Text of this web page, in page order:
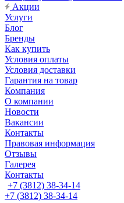
Акции
Услуги
Блог
Бренды
Как купить
Условия оплаты
Условия доставки
Гарантия на товар
Компания
О компании
Новости
Вакансии
Контакты
Правовая информация
Отзывы
Галерея
Контакты
+7 (3812) 38-34-14
+7 (3812) 38-34-14